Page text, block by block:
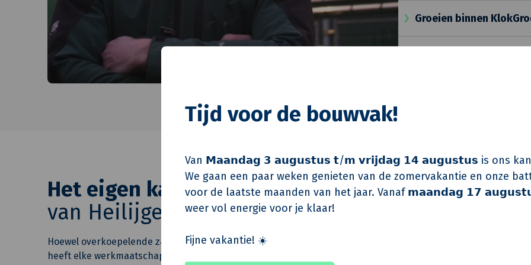
Tijd voor de bouwvak!
Van 𝗠𝗮𝗮𝗻𝗱𝗮𝗴 𝟯 𝗮𝘂𝗴𝘂𝘀𝘁𝘂𝘀 𝘁/𝗺 𝘃𝗿𝗶𝗷𝗱𝗮𝗴 𝟭𝟰 𝗮𝘂𝗴𝘂𝘀𝘁𝘂𝘀 is ons
We gaan een paar weken genieten van de zomervakantie en onze
voor de laatste maanden van het jaar. Vanaf 𝗺𝗮𝗮𝗻𝗱𝗮𝗴 𝟭𝟳
weer vol energie voor je klaar!
Fijne vakantie! ☀️
Groeien binnen
Verfrissende aanpak
Heilijgers inspireert
cost leadership. Met
Klanttevredenheid
Het eigen karakter
van Heilijgers
Hoewel overkoepelende zaken centraal georganiseerd zijn binnen KlokGroep,
heeft elke werkmaatschappij nog steeds zijn eigen karakter en unieke sfeer.